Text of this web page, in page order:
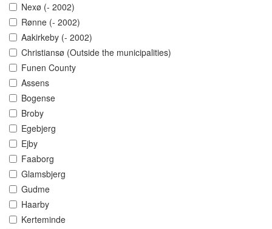
Nexø (- 2002)
Rønne (- 2002)
Aakirkeby (- 2002)
Christiansø (Outside the municipalities)
Funen County
Assens
Bogense
Broby
Egebjerg
Ejby
Faaborg
Glamsbjerg
Gudme
Haarby
Kerteminde